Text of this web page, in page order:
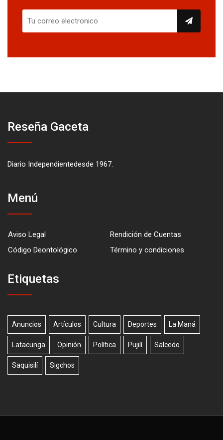
Reseña Gaceta
Diario Independientedesde 1967.
Menú
Aviso Legal
Rendición de Cuentas
Código Deontológico
Término y condiciones
Etiquetas
Anuncios Artículos Cultura Deportes La Maná
Latacunga Opinión Política Pujilí Salcedo
Saquisilí Sigchos